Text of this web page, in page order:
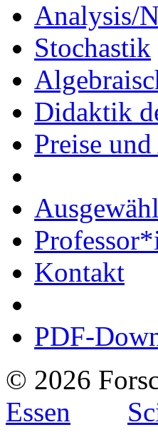
Analysis/
Stochastik
Didaktik
Preise
Kontakt
PDF-
© 2026
Essen